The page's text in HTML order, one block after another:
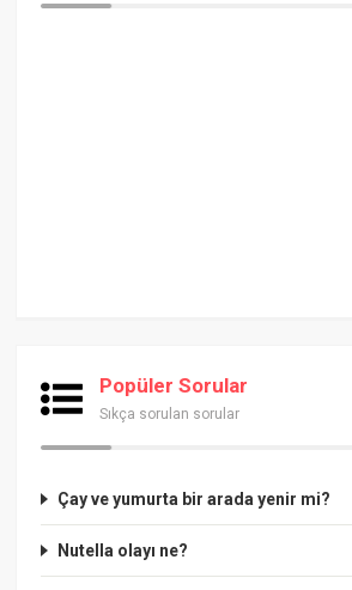
Popüler Sorular
Sıkça sorulan sorular
Çay ve yumurta bir arada yenir mi?
Nutella olayı ne?